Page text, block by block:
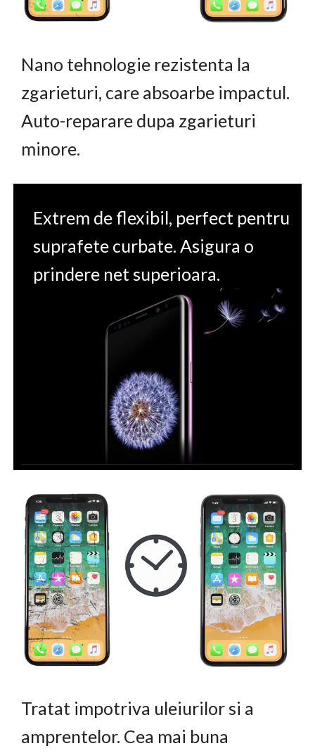
Nano tehnologie rezistenta la
zgarieturi, care absoarbe impactul.
Auto-reparare dupa zgarieturi
minore.
Extrem de flexibil, perfect pentru
suprafete curbate. Asigura o
prindere net superioara.
Tratat impotriva uleiurilor si a
amprentelor. Cea mai buna